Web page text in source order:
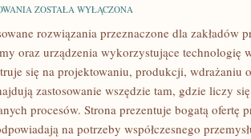
TECHNOLOGIE
INNOWACJE
ZOSTAŁA WYŁĄCZONA
rozwiązania przeznaczone dla zakładów
oraz urządzenia wykorzystujące technologię
się na projektowaniu, produkcji, wdrażaniu
zastosowanie wszędzie tam, gdzie liczy
procesów. Strona prezentuje bogatą ofertę
na potrzeby współczesnego